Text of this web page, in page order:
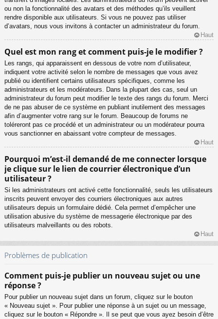
ou non la fonctionnalité des avatars et des méthodes qu’ils veuillent
rendre disponible aux utilisateurs. Si vous ne pouvez pas utiliser
d’avatars, nous vous invitons à contacter un administrateur du forum.
Haut
Quel est mon rang et comment puis-je le modifier ?
Les rangs, qui apparaissent en dessous de votre nom d’utilisateur,
indiquent votre activité selon le nombre de messages que vous avez
publié ou identifient certains utilisateurs spécifiques, comme les
administrateurs et les modérateurs. Dans la plupart des cas, seul un
administrateur du forum peut modifier le texte des rangs du forum. Merci
de ne pas abuser de ce système en publiant inutilement des messages
afin d’augmenter votre rang sur le forum. Beaucoup de forums ne
toléreront pas ce procédé et un administrateur ou un modérateur pourra
vous sanctionner en abaissant votre compteur de messages.
Haut
Pourquoi m’est-il demandé de me connecter lorsque
je clique sur le lien de courrier électronique d’un
utilisateur ?
Si les administrateurs ont activé cette fonctionnalité, seuls les utilisateurs
inscrits peuvent envoyer des courriers électroniques aux autres
utilisateurs depuis un formulaire dédié. Cela permet d’empêcher une
utilisation abusive du système de messagerie électronique par des
utilisateurs malveillants ou des robots.
Haut
Problèmes de publication
Comment puis-je publier un nouveau sujet ou une
réponse ?
Pour publier un nouveau sujet dans un forum, cliquez sur le bouton
« Nouveau sujet ». Pour publier une réponse à un sujet ou un message,
cliquez sur le bouton « Répondre ». Il se peut que vous ayez besoin d’être